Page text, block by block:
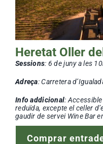
Heretat Oller
Sessions: 6 de juny a les
Adreça: Carretera
Info addicional:
reduïda, excepte el celler
gaudir de servei Wine Bar
Comprar